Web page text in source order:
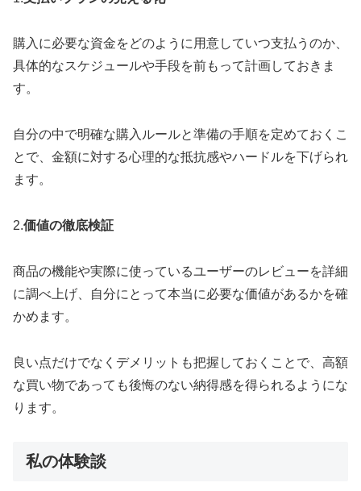
購入に必要な資金をどのように用意していつ支払うのか、
具体的なスケジュールや手段を前もって計画しておきま
す。
自分の中で明確な購入ルールと準備の手順を定めておくこ
とで、金額に対する心理的な抵抗感やハードルを下げられ
ます。
2.価値の徹底検証
商品の機能や実際に使っているユーザーのレビューを詳細
に調べ上げ、自分にとって本当に必要な価値があるかを確
かめます。
良い点だけでなくデメリットも把握しておくことで、高額
な買い物であっても後悔のない納得感を得られるようにな
ります。
私の体験談